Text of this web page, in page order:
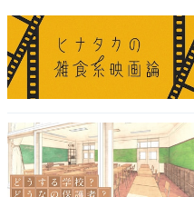
「2人ともアジアンビュー
と思います（20代女性／そ
全力の笑顔が素敵な女性
代女性／愛知県）」